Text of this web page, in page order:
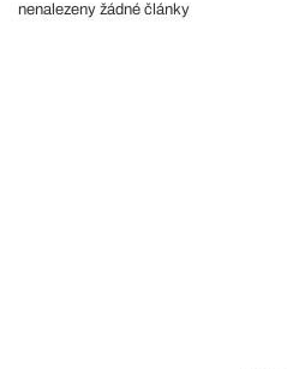
nenalezeny žádné články